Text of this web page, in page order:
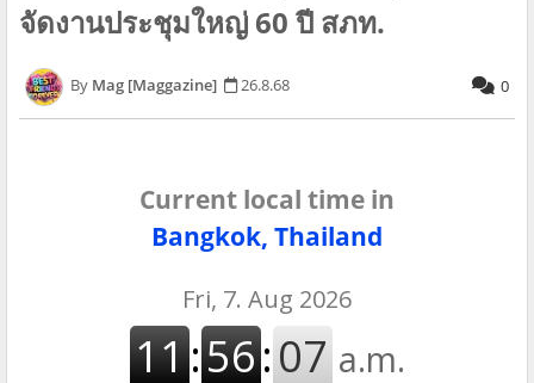
จัดงานประชุมใหญ่ 60 ปี สภท.
Mag [Maggazine] 26.8.68 0
Current local time in
Bangkok, Thailand